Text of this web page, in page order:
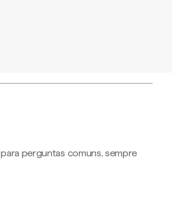
perguntas comuns, sempre